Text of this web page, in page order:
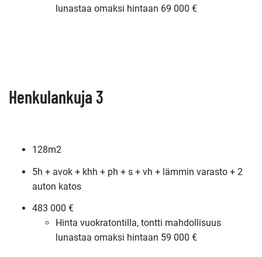
lunastaa omaksi hintaan 69 000 €
Henkulankuja 3
128m2
5h + avok + khh + ph + s + vh + lämmin varasto + 2
auton katos
483 000 €
Hinta vuokratontilla, tontti mahdollisuus
lunastaa omaksi hintaan 59 000 €